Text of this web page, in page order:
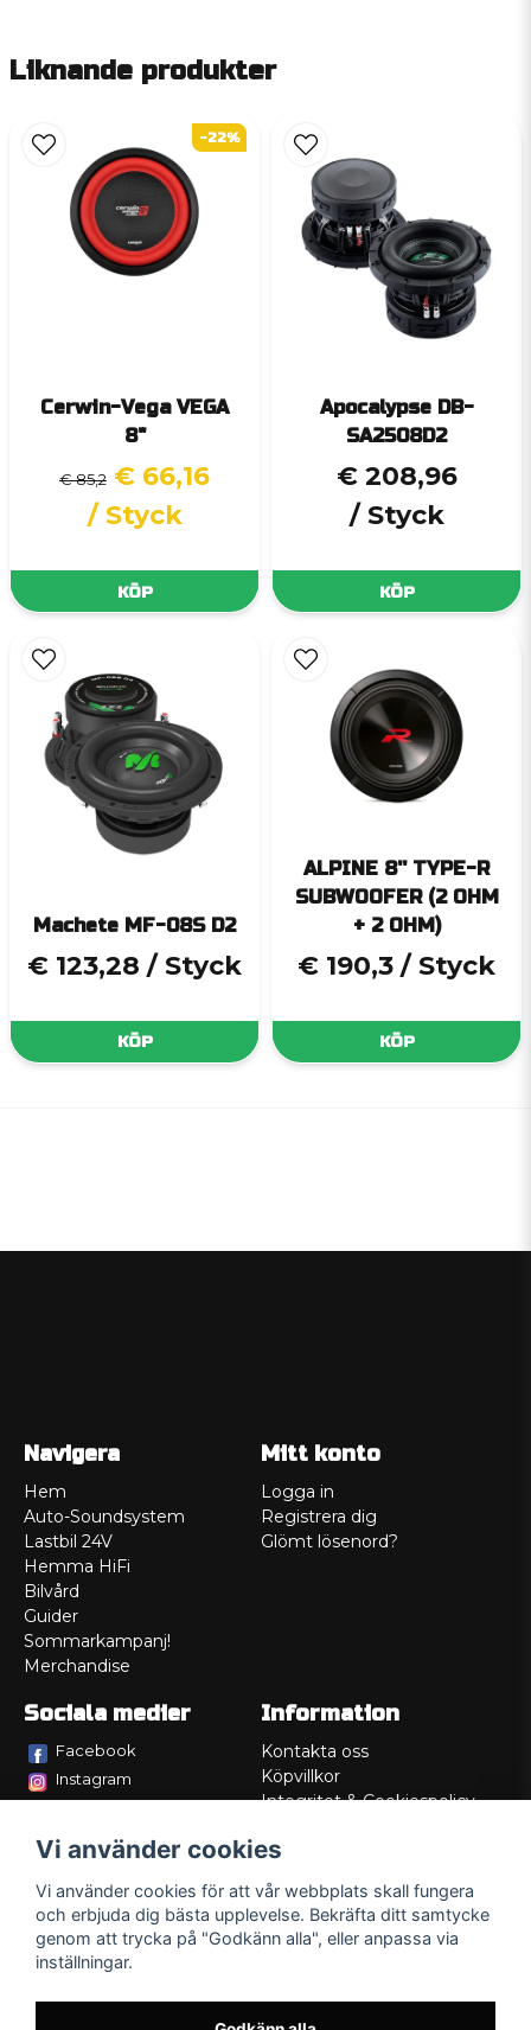
Liknande produkter
Cerwin-Vega VEGA
8"
€ 85,2 € 66,16
/ Styck
KÖP
-22%
Apocalypse DB-
SA2508D2
€ 208,96
/ Styck
KÖP
Machete MF-08S D2
€ 123,28 / Styck
KÖP
ALPINE 8'' TYPE-R
SUBWOOFER (2 OHM
+ 2 OHM)
€ 190,3 / Styck
KÖP
Navigera
Hem
Auto-Soundsystem
Lastbil 24V
Hemma HiFi
Bilvård
Guider
Sommarkampanj!
Merchandise
Mitt konto
Logga in
Registrera dig
Glömt lösenord?
Sociala medier
Facebook
Instagram
Information
Kontakta oss
Köpvillkor
Integritet & Cookiespolicy
Service/Garanti
Lådritning
Om oss
Vi använder cookies
Vi använder cookies för att vår webbplats skall fungera
och erbjuda dig bästa upplevelse. Bekräfta ditt samtycke
genom att trycka på "Godkänn alla", eller anpassa via
inställningar.